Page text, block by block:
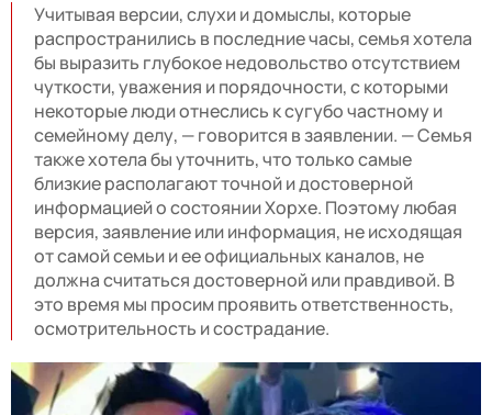
Учитывая версии, слухи и домыслы, которые
распространились в последние часы, семья хотела
бы выразить глубокое недовольство отсутствием
чуткости, уважения и порядочности, с которыми
некоторые люди отнеслись к сугубо частному и
семейному делу, — говорится в заявлении. — Семья
также хотела бы уточнить, что только самые
близкие располагают точной и достоверной
информацией о состоянии Хорхе. Поэтому любая
версия, заявление или информация, не исходящая
от самой семьи и ее официальных каналов, не
должна считаться достоверной или правдивой. В
это время мы просим проявить ответственность,
осмотрительность и сострадание.